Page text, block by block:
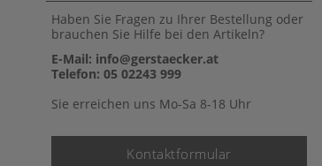
Haben Sie Fragen zu Ihrer Bestellung oder
brauchen Sie Hilfe bei den Artikeln?
E-Mail: info@gerstaecker.at
Telefon: 05 02243 999
Sie erreichen uns Mo-Sa 8-18 Uhr
Kontaktformular